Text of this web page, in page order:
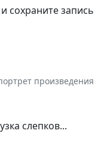
сохраните запись
произведения
слепков...